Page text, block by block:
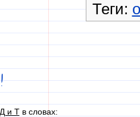
и Тв словах:
Теги: